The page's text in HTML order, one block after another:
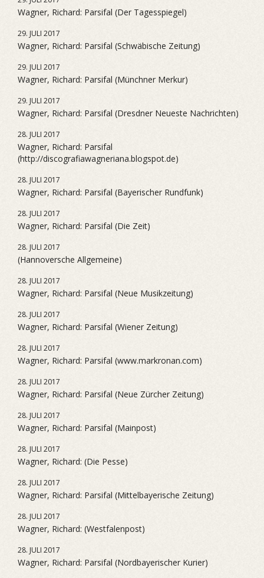
Wagner, Richard: Parsifal (Der Tagesspiegel)
29. JULI 2017
Wagner, Richard: Parsifal (Schwäbische Zeitung)
29. JULI 2017
Wagner, Richard: Parsifal (Münchner Merkur)
29. JULI 2017
Wagner, Richard: Parsifal (Dresdner Neueste Nachrichten)
28. JULI 2017
Wagner, Richard: Parsifal
(http://discografiawagneriana.blogspot.de)
28. JULI 2017
Wagner, Richard: Parsifal (Bayerischer Rundfunk)
28. JULI 2017
Wagner, Richard: Parsifal (Die Zeit)
28. JULI 2017
(Hannoversche Allgemeine)
28. JULI 2017
Wagner, Richard: Parsifal (Neue Musikzeitung)
28. JULI 2017
Wagner, Richard: Parsifal (Wiener Zeitung)
28. JULI 2017
Wagner, Richard: Parsifal (www.markronan.com)
28. JULI 2017
Wagner, Richard: Parsifal (Neue Zürcher Zeitung)
28. JULI 2017
Wagner, Richard: Parsifal (Mainpost)
28. JULI 2017
Wagner, Richard: (Die Pesse)
28. JULI 2017
Wagner, Richard: Parsifal (Mittelbayerische Zeitung)
28. JULI 2017
Wagner, Richard: (Westfalenpost)
28. JULI 2017
Wagner, Richard: Parsifal (Nordbayerischer Kurier)